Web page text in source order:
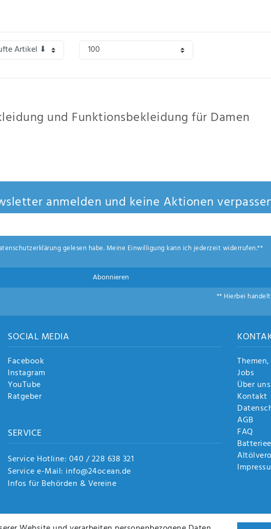
und Funktionsbekleidung für Damen
anmelden und keine Aktionen
gelesen habe. Meine Einwilligung kann ich jederzeit widerrufen.**
Abonnieren
** Hierbei
SOCIAL MEDIA
Facebook
Instagram
YouTube
Ratgeber
SERVICE
Service Hotline: 040 / 228 638 321
Service e-Mail: info@24ocean.de
Infos für Behörden & Vereine
Jobs
Über uns
Kontakt
AGB
FAQ